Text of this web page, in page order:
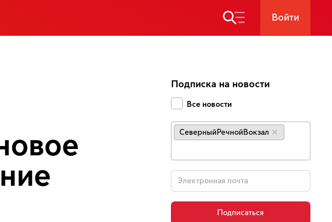
Войти
Подписка на новости
Все новости
СеверныйРечнойВокзал
Подписаться